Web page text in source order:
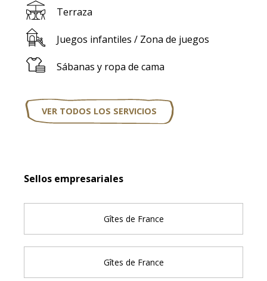
Terraza
Juegos infantiles / Zona de juegos
Sábanas y ropa de cama
VER TODOS LOS SERVICIOS
Sellos empresariales
Sellos empresariales
Gîtes de France
Gîtes de France